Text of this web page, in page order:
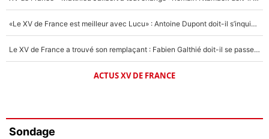
«Le XV de France est meilleur avec Lucu» : Antoine Dupont doit-il s’inquiéter pour sa place ?
Le XV de France a trouvé son remplaçant : Fabien Galthié doit-il se passer d'Antoine Dupont ?
ACTUS XV DE FRANCE
Sondage